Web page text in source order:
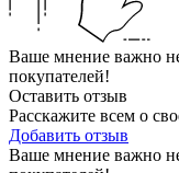
Ваше мнение важно
покупателей!
Оставить отзыв
Расскажите всем о
Добавить отзыв
Ваше мнение важно